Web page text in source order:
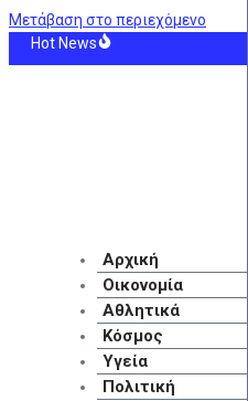
Μετάβαση στο περιεχόμενο
Hot News
Αρχική
Οικονομία
Αθλητικά
Κόσμος
Υγεία
Πολιτική